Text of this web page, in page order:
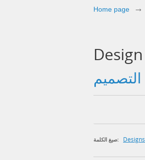
Home page
Design
صيغ الكلمة: Designs